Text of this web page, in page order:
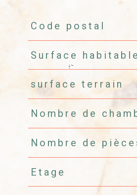
Caractéristiques
Code postal
Surface
surface terrain
Nombre de
Nombre de
Etage